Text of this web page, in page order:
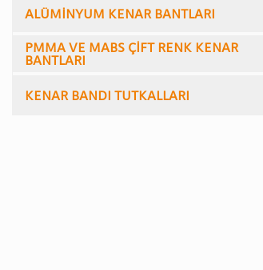
ALÜMİNYUM KENAR BANTLARI
PMMA VE MABS ÇİFT RENK KENAR
BANTLARI
KENAR BANDI TUTKALLARI